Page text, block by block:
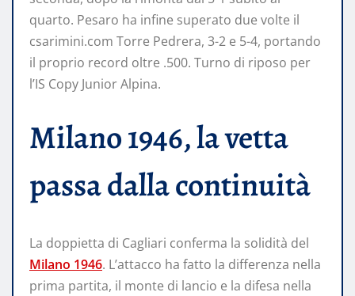
quarto. Pesaro ha infine superato due volte il
csarimini.com Torre Pedrera, 3-2 e 5-4, portando
il proprio record oltre .500. Turno di riposo per
l’IS Copy Junior Alpina.
Milano 1946, la vetta
passa dalla continuità
La doppietta di Cagliari conferma la solidità del
Milano 1946. L’attacco ha fatto la differenza nella
prima partita, il monte di lancio e la difesa nella